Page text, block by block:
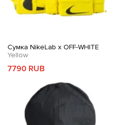
Сумка NikeLab x OFF-WHITE
Yellow
7790 RUB